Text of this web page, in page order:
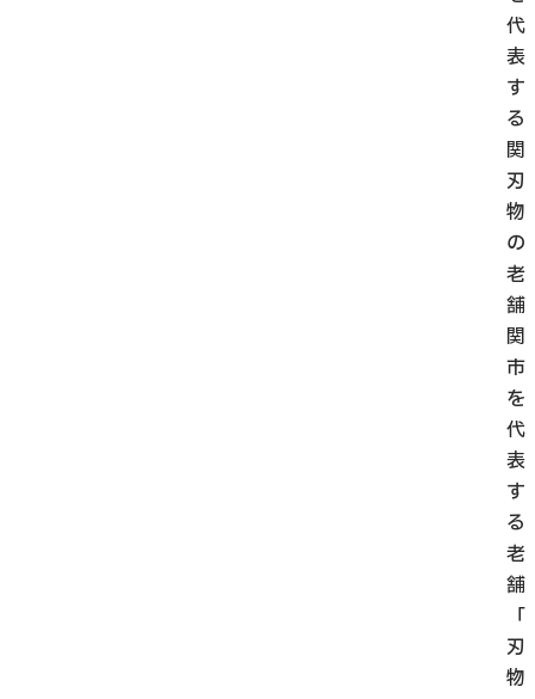
代
表
す
る
関
刃
物
の
老
舗
関
市
を
代
表
す
る
老
舗
「
刃
物